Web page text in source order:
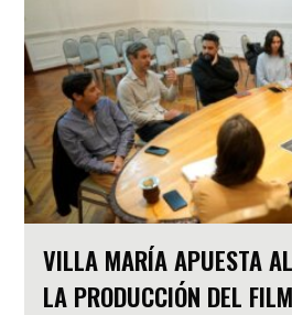
VILLA MARÍA APUESTA
LA PRODUCCIÓN DEL